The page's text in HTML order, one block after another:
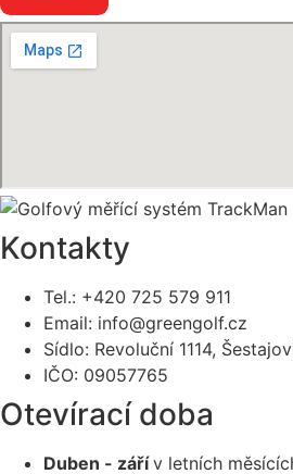
Kontakty
Tel.: +420 725 579 911
Email: info@greengolf.cz
Sídlo: Revoluční 1114,
IČO: 09057765
Otevírací doba
Duben - zářív letních